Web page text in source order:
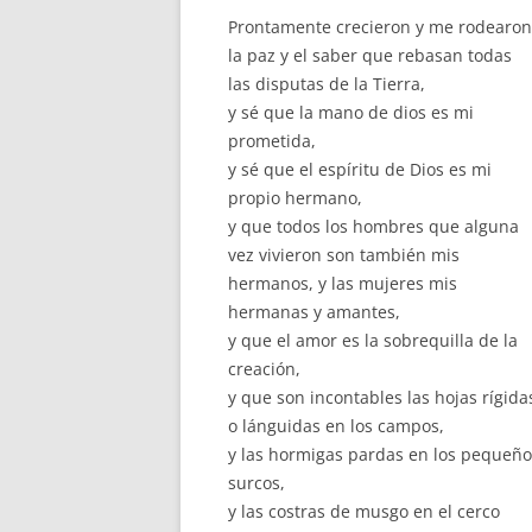
Prontamente crecieron y me rodearon
la paz y el saber que rebasan todas
las disputas de la Tierra,
y sé que la mano de dios es mi
prometida,
y sé que el espíritu de Dios es mi
propio hermano,
y que todos los hombres que alguna
vez vivieron son también mis
hermanos, y las mujeres mis
hermanas y amantes,
y que el amor es la sobrequilla de la
creación,
y que son incontables las hojas
o lánguidas en los campos,
y las hormigas pardas en los
surcos,
y las costras de musgo en el cerco